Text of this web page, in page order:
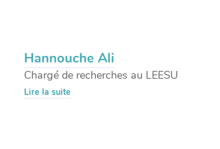
Hannouche Ali
Chargé de recherches au LEESU
Lire la suite